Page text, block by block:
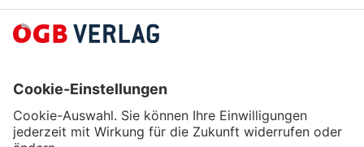
ÖGB-Verlag lehrt er als freier Lektor an der
Fachhochschule Technikum Wien und teilt sein Wissen